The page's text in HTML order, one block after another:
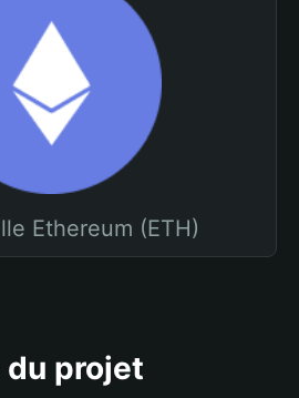
Ethereum (ETH)
du projet